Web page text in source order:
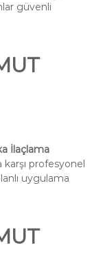
güvenli
İlaçlama
karşı profesyonel
uygulama